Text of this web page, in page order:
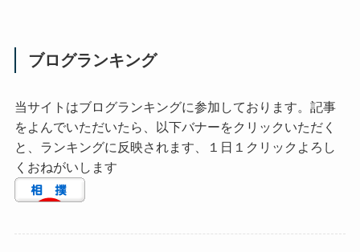
ブログランキング
当サイトはブログランキングに参加しております。記事
をよんでいただいたら、以下バナーをクリックいただく
と、ランキングに反映されます、１日１クリックよろし
くおねがいします